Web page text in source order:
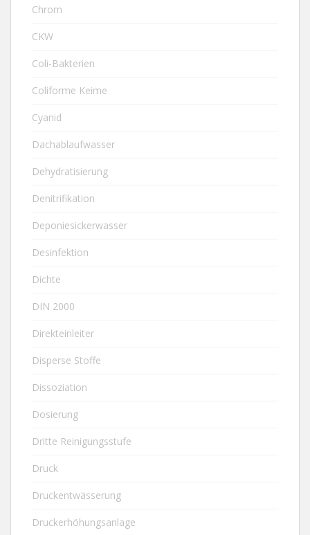
Chrom
CKW
Coli-Bakterien
Coliforme Keime
Cyanid
Dachablaufwasser
Dehydratisierung
Denitrifikation
Deponiesickerwasser
Desinfektion
Dichte
DIN 2000
Direkteinleiter
Disperse Stoffe
Dissoziation
Dosierung
Dritte Reinigungsstufe
Druck
Druckentwässerung
Druckerhöhungsanlage